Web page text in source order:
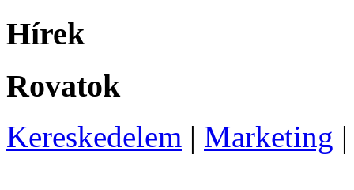
Hírek
Rovatok
Kereskedelem | Marketing